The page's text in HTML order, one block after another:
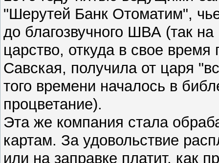
"Шерутей Банк Отоматим",
до благозвучного ШВА (так
царство, откуда в свое
Савская, получила от царя
того времени началось в
процветание).
Эта же компания стала
картам. За удовольствие
или на заправке платит, как